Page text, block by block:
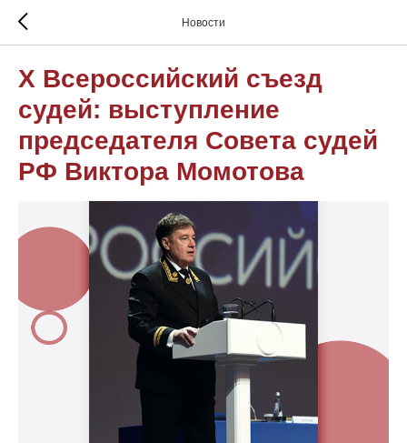
Новости
Х Всероссийский съезд
судей: выступление
председателя Совета судей
РФ Виктора Момотова